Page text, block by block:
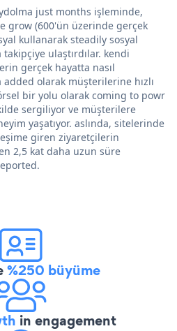
just months işleminde,
grow (600'ün üzerinde gerçek
kullanarak steadily sosyal
takipçiye ulaştırdılar. kendi
gerçek hayatta nasıl
olarak müşterilerine hızlı
bir yolu olarak coming to powr
sergiliyor ve müşterilere
yaşatıyor. aslında, sitelerinde
giren ziyaretçilerin
2,5 kat daha uzun süre
%250 büyüme
in engagement